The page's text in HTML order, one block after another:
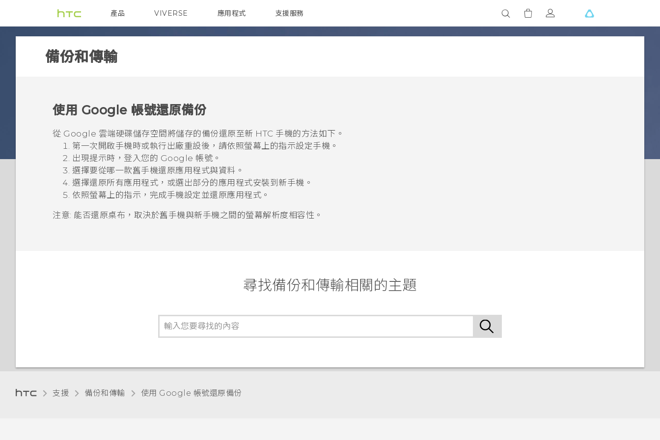
產品
VIVE 智能手機 G REIGNS 配件
VIVERSE 應用程式 支援服務
備份和傳輸
使用 Google 帳號還原備份
從 Google 雲端硬碟儲存空間將儲存的備份還原至新 HTC 手機的方法如下。
第一次開啟手機時或執行出廠重設後，請依照螢幕上的指示設定手機。
出現提示時，登入您的 Google 帳號。
選擇要從哪一款舊手機還原應用程式與資料。
選擇還原所有應用程式，或選出部分的應用程式安裝到新手機。
依照螢幕上的指示，完成手機設定並還原應用程式。
注意: 能否還原桌布，取決於舊手機與新手機之間的螢幕解析度相容性。
尋找備份和傳輸相關的主題
支援 備份和傳輸 使用 Google 帳號還原備份